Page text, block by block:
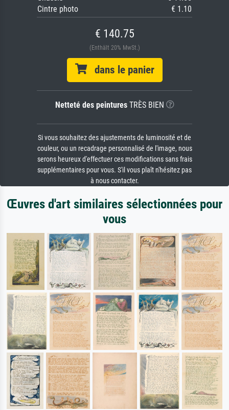
Cintre photo
€ 1.10
€ 140.75
(Enthält 20% MwSt.)
dans le panier
Netteté des peinturesTRÈS BIEN
Si vous souhaitez des ajustements de luminosité et de
couleur, ou un recadrage personnalisé de l'image, nous
serons heureux d'effectuer ces modifications sans frais
supplémentaires pour vous. S'il vous plaît n'hésitez pas
à nous contacter.
Œuvres d'art similaires sélectionnées pour
vous